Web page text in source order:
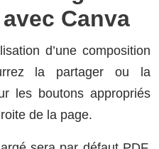
Canva
d’une composition
la partager ou la
les boutons appropriés
de la page.